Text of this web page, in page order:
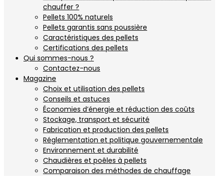
chauffer ?
Pellets 100% naturels
Pellets garantis sans poussière
Caractéristiques des pellets
Certifications des pellets
Qui sommes-nous ?
Contactez-nous
Magazine
Choix et utilisation des pellets
Conseils et astuces
Économies d’énergie et réduction des coûts
Stockage, transport et sécurité
Fabrication et production des pellets
Réglementation et politique gouvernementale
Environnement et durabilité
Chaudières et poêles à pellets
Comparaison des méthodes de chauffage